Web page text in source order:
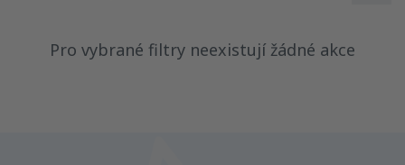
Pro vybrané filtry neexistují žádné akce